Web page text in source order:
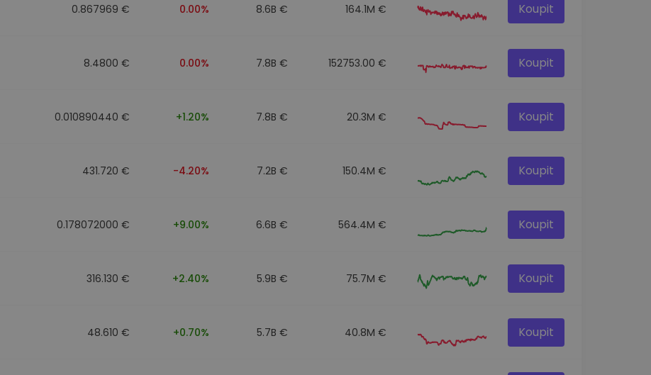
0.867969 € 0.00% 8.6B € 164.1M € Koupit
8.4800 € 0.00% 7.8B € 152753.00 € Koupit
0.010890440 € +1.20% 7.8B € 20.3M € Koupit
431.720 € -4.20% 7.2B € 150.4M € Koupit
0.178072000 € +9.00% 6.6B € 564.4M € Koupit
316.130 € +2.40% 5.9B € 75.7M € Koupit
48.610 € +0.70% 5.7B € 40.8M € Koupit